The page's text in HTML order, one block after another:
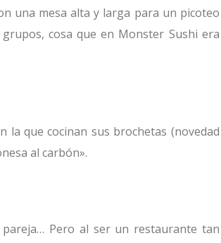
una mesa alta y larga para un picoteo
cosa que en Monster Sushi era
la que cocinan sus brochetas (novedad
al carbón».
Pero al ser un restaurante tan